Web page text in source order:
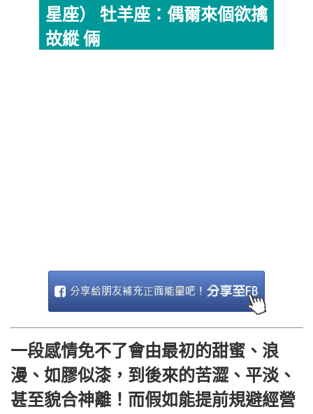
星座） 牡羊座：偶爾來個欲擒
故縱 倆
一段感情免不了會由最初的甜蜜、浪
漫、如膠似漆，到後來的苦澀、平淡、
甚至貌合神離！而假如能提前規避經營